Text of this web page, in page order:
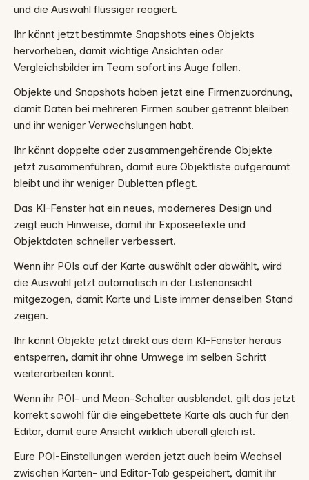
und die Auswahl flüssiger reagiert.
Ihr könnt jetzt bestimmte Snapshots eines Objekts
hervorheben, damit wichtige Ansichten oder
Vergleichsbilder im Team sofort ins Auge fallen.
Objekte und Snapshots haben jetzt eine Firmenzuordnung,
damit Daten bei mehreren Firmen sauber getrennt bleiben
und ihr weniger Verwechslungen habt.
Ihr könnt doppelte oder zusammengehörende Objekte
jetzt zusammenführen, damit eure Objektliste aufgeräumt
bleibt und ihr weniger Dubletten pflegt.
Das KI-Fenster hat ein neues, moderneres Design und
zeigt euch Hinweise, damit ihr Exposeetexte und
Objektdaten schneller verbessert.
Wenn ihr POIs auf der Karte auswählt oder abwählt, wird
die Auswahl jetzt automatisch in der Listenansicht
mitgezogen, damit Karte und Liste immer denselben Stand
zeigen.
Ihr könnt Objekte jetzt direkt aus dem KI-Fenster heraus
entsperren, damit ihr ohne Umwege im selben Schritt
weiterarbeiten könnt.
Wenn ihr POI- und Mean-Schalter ausblendet, gilt das jetzt
korrekt sowohl für die eingebettete Karte als auch für den
Editor, damit eure Ansicht wirklich überall gleich ist.
Eure POI-Einstellungen werden jetzt auch beim Wechsel
zwischen Karten- und Editor-Tab gespeichert, damit ihr